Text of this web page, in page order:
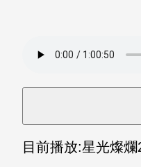
目前播放:星光燦爛